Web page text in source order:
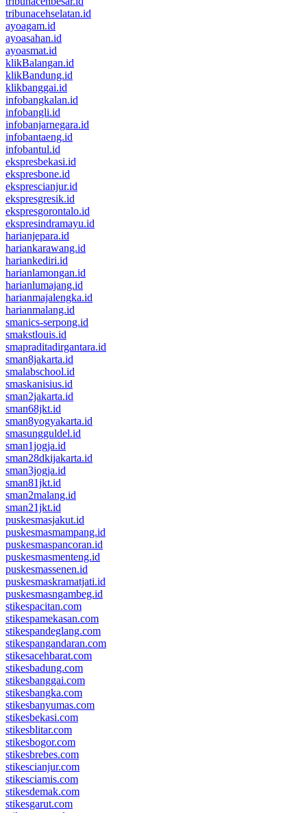
tribunacehselatan.id
ayoagam.id
ayoasahan.id
ayoasmat.id
klikBalangan.id
klikBandung.id
klikbanggai.id
infobangkalan.id
infobangli.id
infobanjarnegara.id
infobantaeng.id
infobantul.id
ekspresbekasi.id
ekspresbone.id
eksprescianjur.id
ekspresgresik.id
ekspresgorontalo.id
ekspresindramayu.id
harianjepara.id
hariankarawang.id
hariankediri.id
harianlamongan.id
harianlumajang.id
harianmajalengka.id
harianmalang.id
smanics-serpong.id
smakstlouis.id
smapraditadirgantara.id
sman8jakarta.id
smalabschool.id
smaskanisius.id
sman2jakarta.id
sman68jkt.id
sman8yogyakarta.id
smasungguldel.id
sman1jogja.id
sman28dkijakarta.id
sman3jogja.id
sman81jkt.id
sman2malang.id
sman21jkt.id
puskesmasjakut.id
puskesmasmampang.id
puskesmaspancoran.id
puskesmasmenteng.id
puskesmassenen.id
puskesmaskramatjati.id
puskesmasngambeg.id
stikespacitan.com
stikespamekasan.com
stikespandeglang.com
stikespangandaran.com
stikesacehbarat.com
stikesbadung.com
stikesbanggai.com
stikesbangka.com
stikesbanyumas.com
stikesbekasi.com
stikesblitar.com
stikesbogor.com
stikesbrebes.com
stikescianjur.com
stikesciamis.com
stikesdemak.com
stikesgarut.com